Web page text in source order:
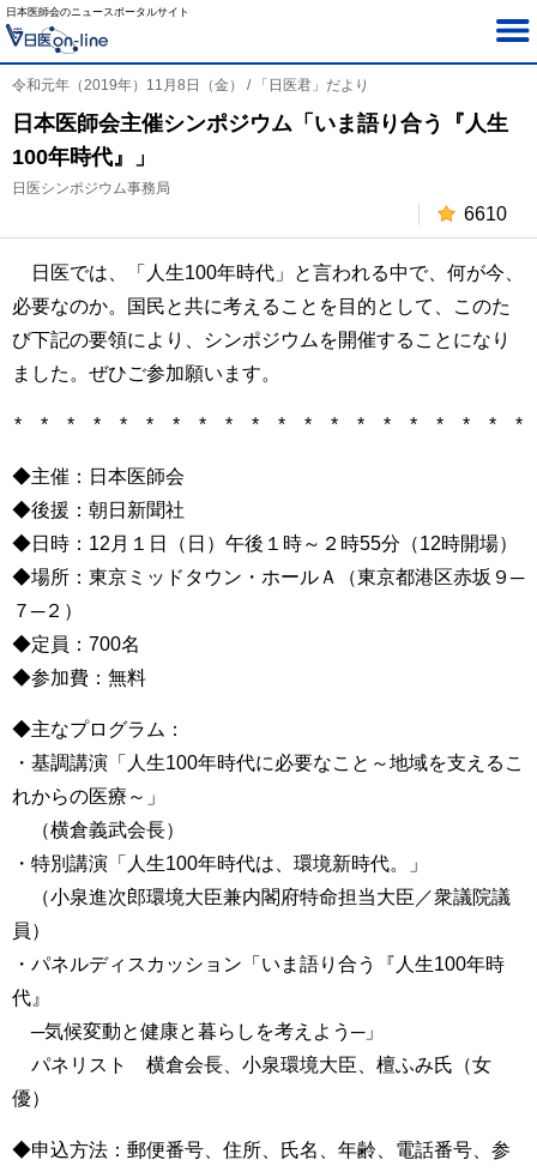
日本医師会のニュースポータルサイト
令和元年（2019年）11月8日（金） / 「日医君」だより
日本医師会主催シンポジウム「いま語り合う『人生
100年時代』」
日医シンポジウム事務局
6610
日医では、「人生100年時代」と言われる中で、何が今、
必要なのか。国民と共に考えることを目的として、このた
び下記の要領により、シンポジウムを開催することになり
ました。ぜひご参加願います。
* * * * * * * * * * * * * * * * * * * *
◆主催：日本医師会
◆後援：朝日新聞社
◆日時：12月１日（日）午後１時～２時55分（12時開場）
◆場所：東京ミッドタウン・ホールＡ（東京都港区赤坂９─
７─２）
◆定員：700名
◆参加費：無料
◆主なプログラム：
・基調講演「人生100年時代に必要なこと～地域を支えるこ
れからの医療～」
（横倉義武会長）
・特別講演「人生100年時代は、環境新時代。」
（小泉進次郎環境大臣兼内閣府特命担当大臣／衆議院議
員）
・パネルディスカッション「いま語り合う『人生100年時
代』
─気候変動と健康と暮らしを考えよう─」
パネリスト 横倉会長、小泉環境大臣、檀ふみ氏（女
優）
◆申込方法：郵便番号、住所、氏名、年齢、電話番号、参